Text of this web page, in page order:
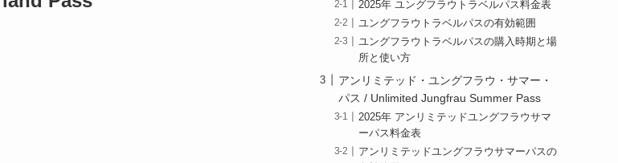
2025年 ユングフラウトラベルパス料金表
ユングフラウトラベルパスの有効範囲
ユングフラウトラベルパスの購入時期と場
所と使い方
アンリミテッド・ユングフラウ・サマー・
パス / Unlimited Jungfrau Summer Pass
2025年 アンリミテッドユングフラウサマ
ーパス料金表
アンリミテッドユングフラウサマーパスの